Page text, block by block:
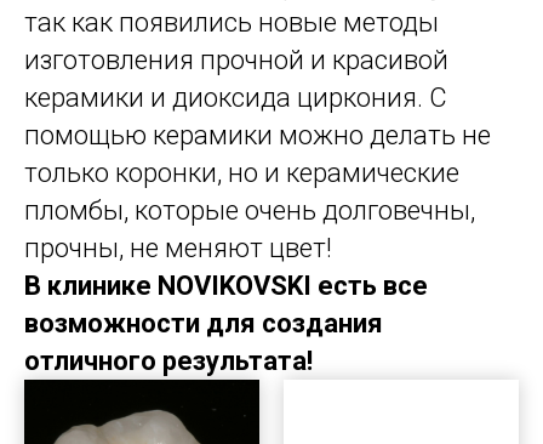
так как появились новые методы
изготовления прочной и красивой
керамики и диоксида циркония. С
помощью керамики можно делать не
только коронки, но и керамические
пломбы, которые очень долговечны,
прочны, не меняют цвет!
В клинике NOVIKOVSKI есть все
возможности для создания
отличного результата!